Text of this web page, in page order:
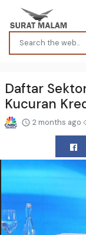
Daftar
Kucuran
2 months ago